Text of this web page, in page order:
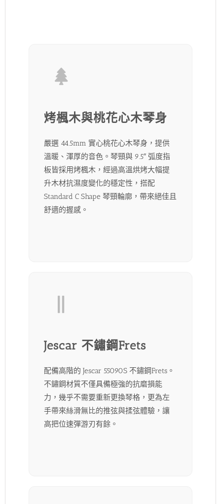
烤楓木與桃花心木琴身
嚴選 44.5mm 實心桃花心木琴身，提供
溫暖、渾厚的音色。琴頸與 9.5″ 弧度指
板皆採用烤楓木，經過高溫烘烤大幅提
升木材抗濕度變化的穩定性，搭配
Standard C Shape 琴頸輪廓，帶來絕佳且
舒適的握感。
Jescar 不鏽鋼Frets
配備高階的 Jescar 55090S 不鏽鋼Frets。
不鏽鋼材質不僅具備極強的抗磨損能
力，幾乎不需要重新更換琴格，更為左
手帶來絲滑無比的推弦與揉弦體驗，讓
高把位速彈游刃有餘。